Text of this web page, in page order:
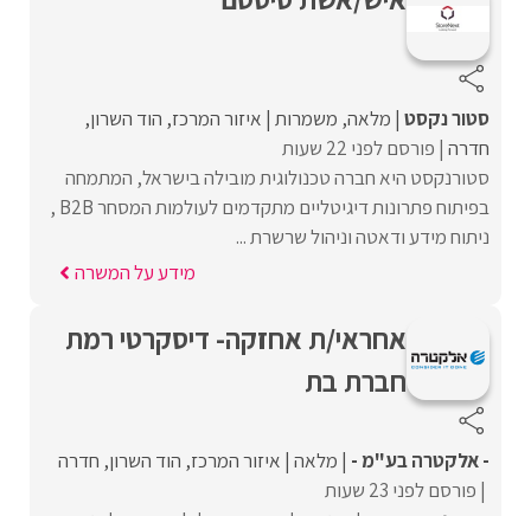
סטור נקסט מלאה משמרות איזור המרכז הוד השרון
חדרה פורסם לפני 22 שעות
סטורנקסט היא חברה טכנולוגית מובילה בישראל, המתמחה
בפיתוח פתרונות דיגיטליים מתקדמים לעולמות המסחר B2B ,
ניתוח מידע ודאטה וניהול שרשרת ...
מידע על המשרה
אחראי/ת אחזקה- דיסקרטי רמת
חברת בת
- אלקטרה בע"מ - מלאה איזור המרכז הוד השרון חדרה
פורסם לפני 23 שעות